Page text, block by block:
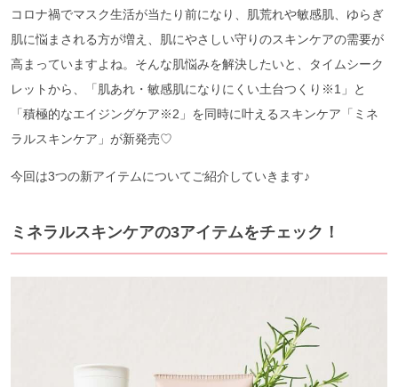
コロナ禍でマスク生活が当たり前になり、肌荒れや敏感肌、ゆらぎ
肌に悩まされる方が増え、肌にやさしい守りのスキンケアの需要が
高まっていますよね。そんな肌悩みを解決したいと、タイムシーク
レットから、「肌あれ・敏感肌になりにくい土台つくり※1」と
「積極的なエイジングケア※2」を同時に叶えるスキンケア「ミネ
ラルスキンケア」が新発売♡
今回は3つの新アイテムについてご紹介していきます♪
ミネラルスキンケアの3アイテムをチェック！